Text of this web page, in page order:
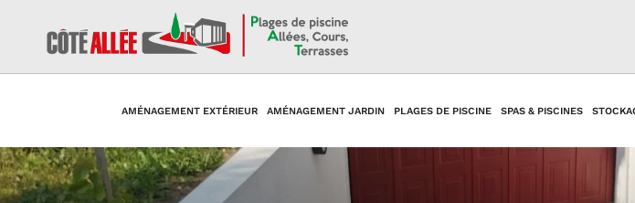
AMÉNAGEMENT EXTÉRIEUR AMÉNAGEMENT JARDIN PLAGES DE PISCINE SPAS & PISCINES